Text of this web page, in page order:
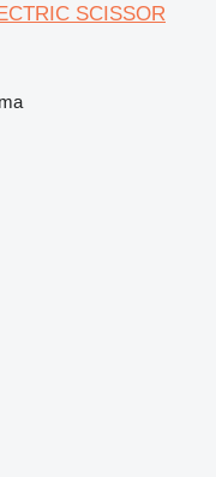
SCISSOR